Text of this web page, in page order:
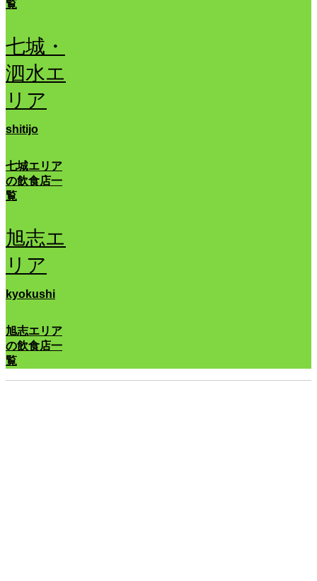
覧
七城・
泗水エ
リア
shitijo
七城エリア
の飲食店一
覧
旭志エ
リア
kyokushi
旭志エリア
の飲食店一
覧